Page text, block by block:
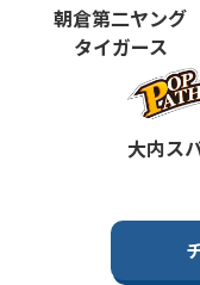
第7回
第6回
第5回
朝倉第二ヤング
タイガース
大内ス